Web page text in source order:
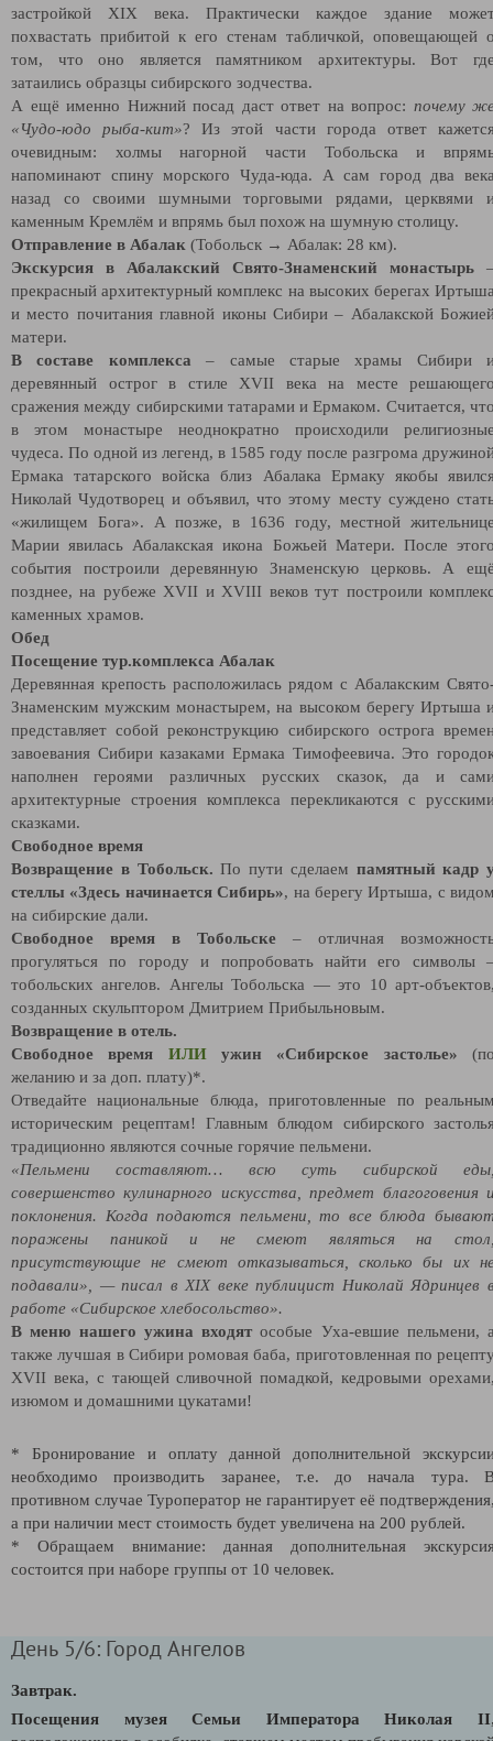
застройкой XIX века. Практически каждое здание
похвастать прибитой к его стенам табличкой, оповещающей
том, что оно является памятником архитектуры. Вот
затаились образцы сибирского зодчества.
А ещё именно Нижний посад даст ответ на вопрос: почему
«Чудо-юдо рыба-кит»? Из этой части города ответ
очевидным: холмы нагорной части Тобольска и
напоминают спину морского Чуда-юда. А сам город два
назад со своими шумными торговыми рядами, церквями
каменным Кремлём и впрямь был похож на шумную столицу.
Отправление в Абалак (Тобольск → Абалак: 28 км).
Экскурсия в Абалакский Свято-Знаменский монастырь
прекрасный архитектурный комплекс на высоких берегах
и место почитания главной иконы Сибири – Абалакской
матери.
В составе комплекса – самые старые храмы Сибири
деревянный острог в стиле XVII века на месте
сражения между сибирскими татарами и Ермаком. Считается,
в этом монастыре неоднократно происходили
чудеса. По одной из легенд, в 1585 году после разгрома
Ермака татарского войска близ Абалака Ермаку якобы
Николай Чудотворец и объявил, что этому месту суждено
«жилищем Бога». А позже, в 1636 году, местной
Марии явилась Абалакская икона Божьей Матери. После
события построили деревянную Знаменскую церковь. А
позднее, на рубеже XVII и XVIII веков тут построили
каменных храмов.
Обед
Посещение тур.комплекса Абалак
Деревянная крепость расположилась рядом с Абалакским
Знаменским мужским монастырем, на высоком берегу Иртыша
представляет собой реконструкцию сибирского острога
завоевания Сибири казаками Ермака Тимофеевича. Это
наполнен героями различных русских сказок, да и
архитектурные строения комплекса перекликаются с
сказками.
Свободное время
Возвращение в Тобольск. По пути сделаем памятный кадр
стеллы «Здесь начинается Сибирь», на берегу Иртыша, с
на сибирские дали.
Свободное время в Тобольске – отличная
прогуляться по городу и попробовать найти его символы
тобольских ангелов. Ангелы Тобольска — это 10 арт-
созданных скульптором Дмитрием Прибыльновым.
Возвращение в отель.
Свободное время ИЛИужин «Сибирское застолье»
желанию и за доп. плату)*.
Отведайте национальные блюда, приготовленные по
историческим рецептам! Главным блюдом сибирского
традиционно являются сочные горячие пельмени.
«Пельмени составляют… всю суть сибирской
совершенство кулинарного искусства, предмет благоговения
поклонения. Когда подаются пельмени, то все блюда
поражены паникой и не смеют являться на
присутствующие не смеют отказываться, сколько бы их
подавали», — писал в XIX веке публицист Николай Ядринцев
работе «Сибирское хлебосольство».
В меню нашего ужина входят особые Уха-евшие пельмени,
также лучшая в Сибири ромовая баба, приготовленная по
XVII века, с тающей сливочной помадкой, кедровыми
изюмом и домашними цукатами!
* Бронирование и оплату данной дополнительной
необходимо производить заранее, т.е. до начала тура.
противном случае Туроператор не гарантирует её
а при наличии мест стоимость будет увеличена на 200 рублей.
* Обращаем внимание: данная дополнительная
состоится при наборе группы от 10 человек.
День 5/6: Город Ангелов
Завтрак.
Посещения музея Семьи Императора Николая II